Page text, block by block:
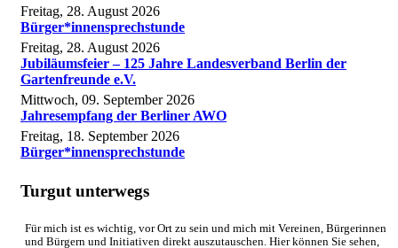
Freitag, 28. August 2026
Bürger*innensprechstunde
Freitag, 28. August 2026
Jubiläumsfeier – 125 Jahre Landesverband Berlin der
Gartenfreunde e.V.
Mittwoch, 09. September 2026
Jahresempfang der Berliner AWO
Freitag, 18. September 2026
Bürger*innensprechstunde
Turgut unterwegs
Für mich ist es wichtig, vor Ort zu sein und mich mit Vereinen, Bürgerinnen
und Bürgern und Initiativen direkt auszutauschen. Hier können Sie sehen,